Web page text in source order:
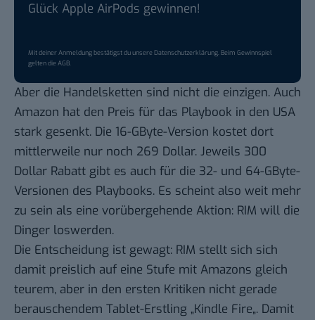
Glück Apple AirPods gewinnen!
Mit deiner Anmeldung bestätigst du unsere Datenschutzerklärung. Beim Gewinnspiel
gelten dieAGB.
Aber die Handelsketten sind nicht die einzigen. Auch
Amazon hat den Preis für das Playbook in den USA
stark gesenkt. Die 16-GByte-Version kostet dort
mittlerweile nur noch 269 Dollar. Jeweils 300
Dollar Rabatt gibt es auch für die 32- und 64-GByte-
Versionen des Playbooks. Es scheint also weit mehr
zu sein als eine vorübergehende Aktion: RIM will die
Dinger loswerden.
Die Entscheidung ist gewagt: RIM stellt sich sich
damit preislich auf eine Stufe mit Amazons gleich
teurem, aber in den ersten Kritiken nicht gerade
berauschendem Tablet-Erstling „Kindle Fire„. Damit